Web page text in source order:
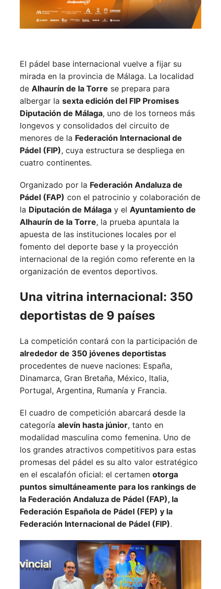
El pádel base internacional vuelve a fijar su
mirada en la provincia de Málaga. La localidad
de Alhaurín de la Torre se prepara para
albergar la sexta edición del FIP Promises
Diputación de Málaga, uno de los torneos más
longevos y consolidados del circuito de
menores de la Federación Internacional de
Pádel (FIP), cuya estructura se despliega en
cuatro continentes.
Organizado por la Federación Andaluza de
Pádel (FAP) con el patrocinio y colaboración de
la Diputación de Málaga y el Ayuntamiento de
Alhaurín de la Torre, la prueba apuntala la
apuesta de las instituciones locales por el
fomento del deporte base y la proyección
internacional de la región como referente en la
organización de eventos deportivos.
Una vitrina internacional: 350
deportistas de 9 países
La competición contará con la participación de
alrededor de 350 jóvenes deportistas
procedentes de nueve naciones: España,
Dinamarca, Gran Bretaña, México, Italia,
Portugal, Argentina, Rumanía y Francia.
El cuadro de competición abarcará desde la
categoría alevín hasta júnior, tanto en
modalidad masculina como femenina. Uno de
los grandes atractivos competitivos para estas
promesas del pádel es su alto valor estratégico
en el escalafón oficial: el certamen otorga
puntos simultáneamente para los rankings de
la Federación Andaluza de Pádel (FAP), la
Federación Española de Pádel (FEP) y la
Federación Internacional de Pádel (FIP).